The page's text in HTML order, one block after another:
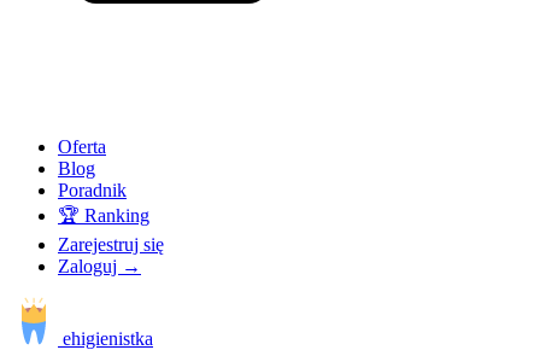
Oferta
Blog
Poradnik
🏆 Ranking
Zarejestruj się
Zaloguj →
ehigienistka